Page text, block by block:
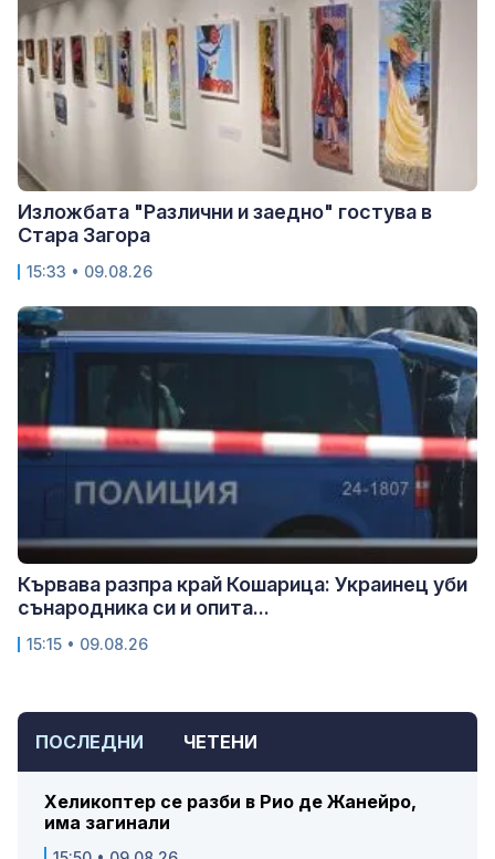
ПОСЛЕДНИ ЧЕТЕНИ
Хеликоптер се разби в Рио де Жанейро,
има загинали
Изложбата "Различни и заедно" гостува в
Стара Загора
15:33 • 09.08.26
Кървава разпра край Кошарица: Украинец уби
сънародника си и опита...
15:15 • 09.08.26